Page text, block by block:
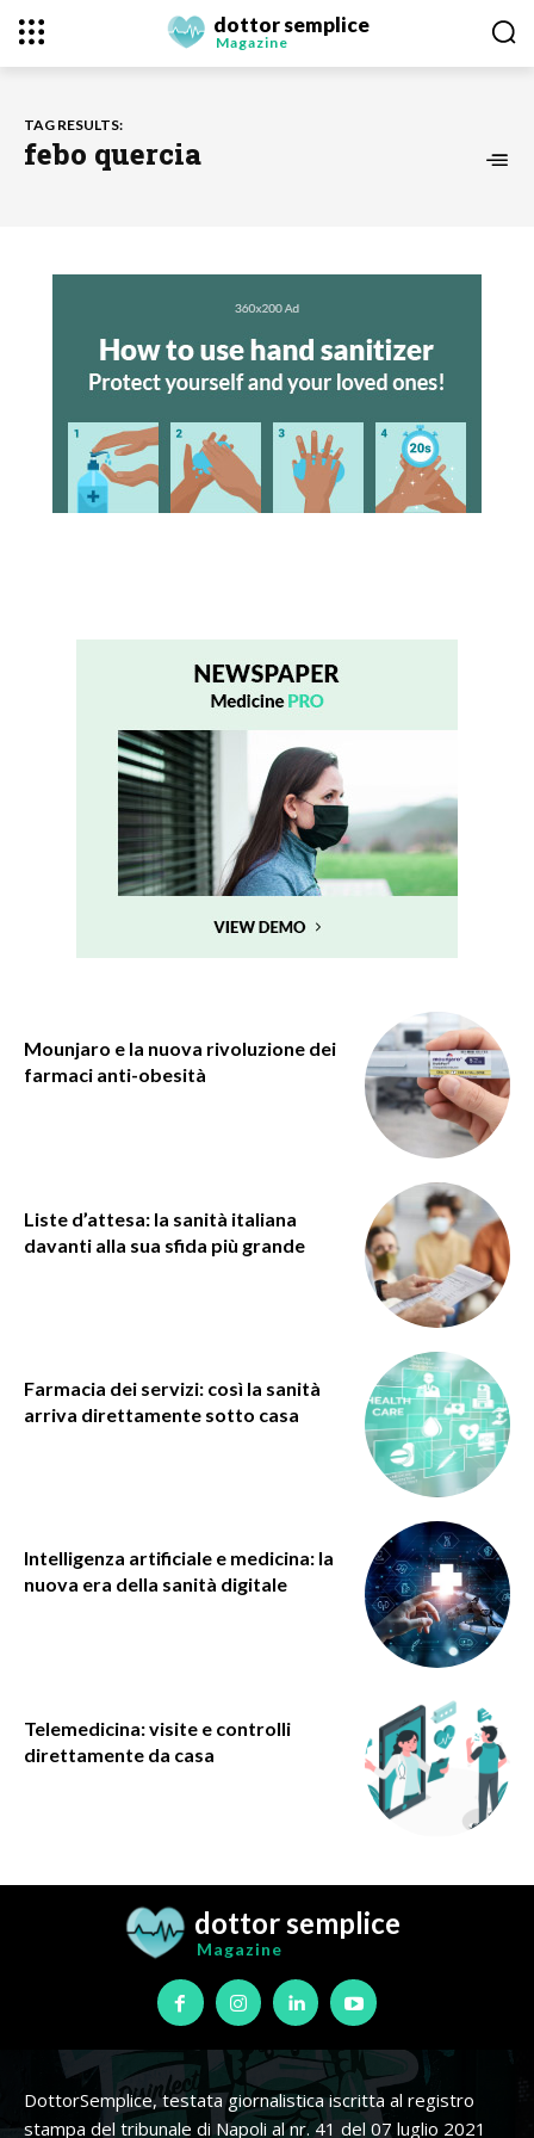
dottor semplice
Magazine
TAG RESULTS:
febo quercia
Mounjaro e la nuova rivoluzione dei
farmaci anti-obesità
Liste d’attesa: la sanità italiana
davanti alla sua sfida più grande
Farmacia dei servizi: così la sanità
arriva direttamente sotto casa
Intelligenza artificiale e medicina: la
nuova era della sanità digitale
Telemedicina: visite e controlli
direttamente da casa
dottor semplice
Magazine
DottorSemplice, testata giornalistica iscritta al registro
stampa del tribunale di Napoli al nr. 41 del 07 luglio 2021